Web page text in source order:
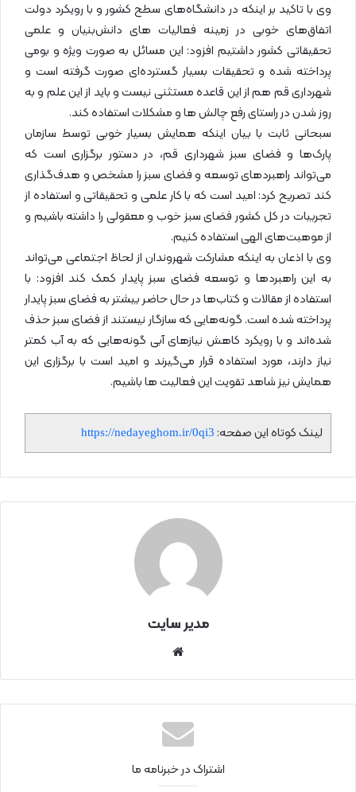
وی با تاکید بر اینکه در دانشگاه‌های سطح کشور و با رویکرد دولت
اتفاق‌های خوبی در زمینه فعالیات های دانش‌بنیان و علمی
تحقیقاتی کشور داشتیم افزود: این مسائل به صورت ویژه و بومی
پرداخته شده و تحقیقات بسیار گسترده‌ای صورت گرفته است و
شهرداری قم هم از این قاعده مستثنی نیست و باید از این علم و به
روز شدن در راستای رفع چالش ها و مشکلات استفاده کند.
سبحانی ثابت با بیان اینکه همایش بسیار خوبی توسط سازمان
پارک‌ها و فضای سبز شهرداری قم، در دستور برگزاری است که
می‌تواند راهبردهای توسعه و فضای سبز را مشخص و هدف‌گذاری
کند تصریح کرد: امید است که با کار علمی و تحقیقاتی و استفاده از
تجربیات در کل کشور فضای سبز خوب و معقولی را داشته باشیم و
از موهبت‌های الهی استفاده کنیم.
وی با اذعان به اینکه مشارکت شهروندان از لحاظ اجتماعی می‌تواند
به این راهبردها و توسعه فضای سبز پایدار کمک کند افزود: با
استفاده از مقالات و کتاب‌ها در حال حاضر بیشتر به فضای سبز پایدار
پرداخته شده است. گونه‌هایی که سازگار نیستند از فضای سبز حذف
شده‌اند و با رویکرد کاهش نیازهای آبی گونه‌هایی که به آب کمتر
نیاز دارند، مورد استفاده قرار می‌گیرند و امید است با برگزاری این
همایش نیز شاهد تقویت این فعالیت ها باشیم.
لینک کوتاه این صفحه: https://nedayeghom.ir/0qi3
مدیر سایت
نتی
اشتراک در خبرنامه ما